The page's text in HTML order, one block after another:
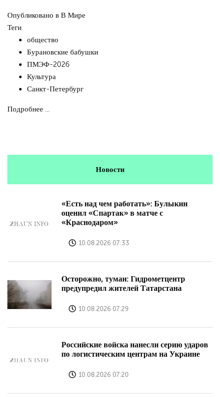
Опубликовано в В Мире
Теги
общество
Бурановские бабушки
ПМЭФ-2026
Культура
Санкт-Петербург
Подробнее ...
Новости
«Есть над чем работать»: Булыкин
оценил «Спартак» в матче с
«Краснодаром»
10.08.2026 07:33
Осторожно, туман: Гидрометцентр
предупредил жителей Татарстана
10.08.2026 07:29
Российские войска нанесли серию ударов
по логистическим центрам на Украине
10.08.2026 07:20